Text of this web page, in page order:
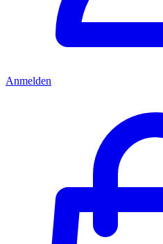
Anmelden